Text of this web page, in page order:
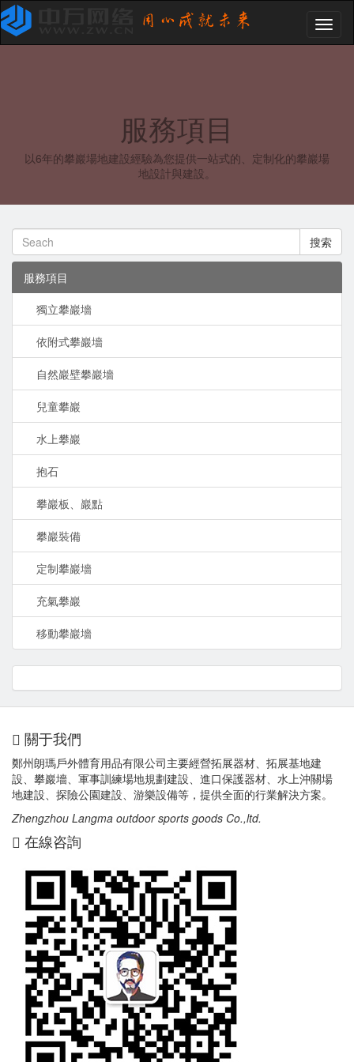
服務項目
以6年的攀巖場地建設經驗為您提供一站式的、定制化的攀巖場
地設計與建設。
搜索
服務項目
獨立攀巖墻
依附式攀巖墻
自然巖壁攀巖墻
兒童攀巖
水上攀巖
抱石
攀巖板、巖點
攀巖裝備
定制攀巖墻
充氣攀巖
移動攀巖墻
關于我們
鄭州朗瑪戶外體育用品有限公司主要經營拓展器材、拓展基地建
設、攀巖墻、軍事訓練場地規劃建設、進口保護器材、水上沖關場
地建設、探險公園建設、游樂設備等，提供全面的行業解決方案。
Zhengzhou Langma outdoor sports goods Co.,ltd.
在線咨詢